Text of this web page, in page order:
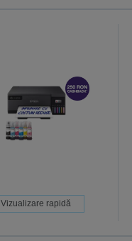
Vizualizare rapidă